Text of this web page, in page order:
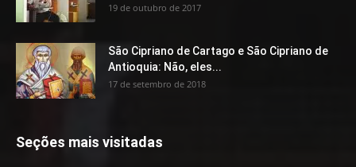
19 de outubro de 2017
São Cipriano de Cartago e São Cipriano de
Antioquia: Não, eles...
17 de setembro de 2018
Seções mais visitadas